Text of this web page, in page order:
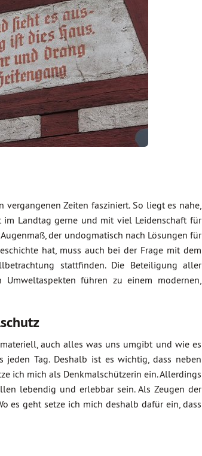
Zeiten fasziniert. So liegt es nahe,
im Landtag gerne und mit viel Leidenschaft für
der undogmatisch nach Lösungen für
hat, muss auch bei der Frage mit dem
stattfinden. Die Beteiligung aller
führen zu einem modernen,
auch alles was uns umgibt und wie es
jeden Tag. Deshalb ist es wichtig, dass neben
ich mich als Denkmalschützerin ein. Allerdings
lebendig und erlebbar sein. Als Zeugen der
es geht setze ich mich deshalb dafür ein, dass